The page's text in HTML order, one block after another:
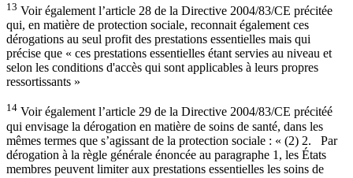
13 Voir également l’article 28 de la Directive 2004/83/CE précitée
qui, en matière de protection sociale, reconnait également ces
dérogations au seul profit des prestations essentielles mais qui
précise que « ces prestations essentielles étant servies au niveau et
selon les conditions d'accès qui sont applicables à leurs propres
ressortissants »
14 Voir également l’article 29 de la Directive 2004/83/CE précitéé
qui envisage la dérogation en matière de soins de santé, dans les
mêmes termes que s’agissant de la protection sociale : « (2) 2. Par
dérogation à la règle générale énoncée au paragraphe 1, les États
membres peuvent limiter aux prestations essentielles les soins de